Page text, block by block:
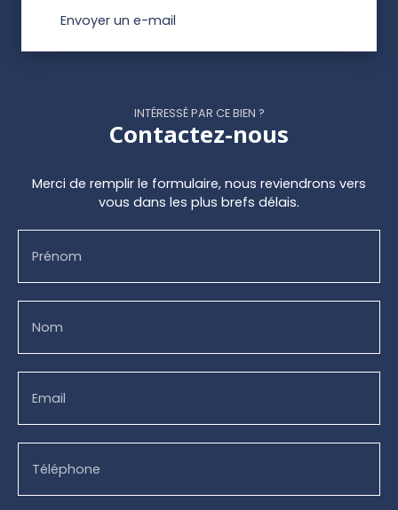
Envoyer un e-mail
INTÉRESSÉ PAR CE BIEN ?
Contactez-nous
Merci de remplir le formulaire, nous reviendrons vers
vous dans les plus brefs délais.
Prénom
Nom
Email
Téléphone